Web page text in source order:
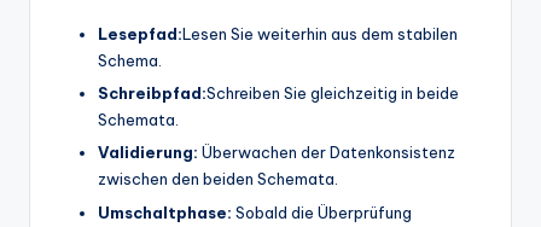
Lesepfad:Lesen Sie weiterhin aus dem stabilen
Schema.
Schreibpfad:Schreiben Sie gleichzeitig in beide
Schemata.
Validierung: Überwachen der Datenkonsistenz
zwischen den beiden Schemata.
Umschaltphase: Sobald die Überprüfung